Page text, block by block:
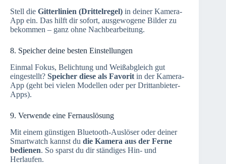
Stell die Gitterlinien (Drittelregel) in deiner Kamera-
App ein. Das hilft dir sofort, ausgewogene Bilder zu
bekommen – ganz ohne Nachbearbeitung.
8. Speicher deine besten Einstellungen
Einmal Fokus, Belichtung und Weißabgleich gut
eingestellt? Speicher diese als Favorit in der Kamera-
App (geht bei vielen Modellen oder per Drittanbieter-
Apps).
9. Verwende eine Fernauslösung
Mit einem günstigen Bluetooth-Auslöser oder deiner
Smartwatch kannst du die Kamera aus der Ferne
bedienen. So sparst du dir ständiges Hin- und
Herlaufen.